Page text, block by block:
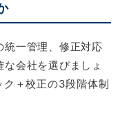
統一管理、修正対応
会社を選びましょ
＋校正の3段階体制